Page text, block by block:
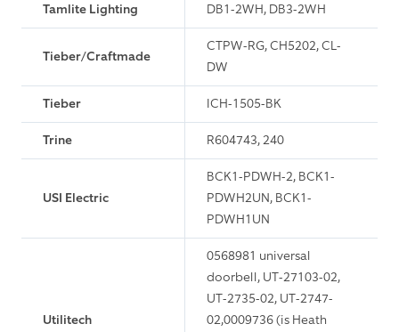
Tamlite Lighting DB1-2WH, DB3-2WH
Tieber/Craftmade
CTPW-RG, CH5202, CL-
DW
Tieber ICH-1505-BK
Trine R604743, 240
USI Electric
BCK1-PDWH-2, BCK1-
PDWH2UN, BCK1-
PDWH1UN
Utilitech
0568981 universal
doorbell, UT-27103-02,
UT-2735-02, UT-2747-
02,0009736 (is Heath